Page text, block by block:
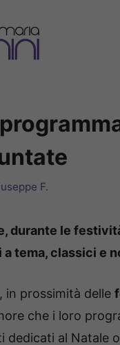
F.
durante le
tema, classici e
prossimità delle
che i loro
al Natale